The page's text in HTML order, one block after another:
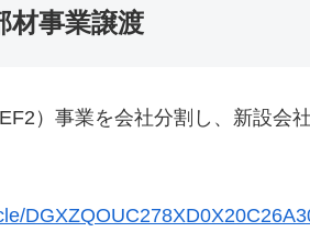
材事業譲渡
）事業を会社分割し、新設会